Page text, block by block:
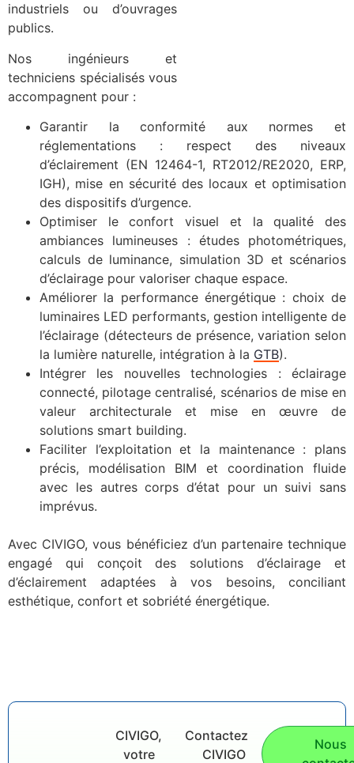
industriels ou d’ouvrages
publics.
Nos ingénieurs et
techniciens spécialisés vous
accompagnent pour :
Garantir la conformité aux normes et
réglementations : respect des niveaux
d’éclairement (EN 12464-1, RT2012/RE2020, ERP,
IGH), mise en sécurité des locaux et optimisation
des dispositifs d’urgence.
Optimiser le confort visuel et la qualité des
ambiances lumineuses : études photométriques,
calculs de luminance, simulation 3D et scénarios
d’éclairage pour valoriser chaque espace.
Améliorer la performance énergétique : choix de
luminaires LED performants, gestion intelligente de
l’éclairage (détecteurs de présence, variation selon
la lumière naturelle, intégration à la GTB).
Intégrer les nouvelles technologies : éclairage
connecté, pilotage centralisé, scénarios de mise en
valeur architecturale et mise en œuvre de
solutions smart building.
Faciliter l’exploitation et la maintenance : plans
précis, modélisation BIM et coordination fluide
avec les autres corps d’état pour un suivi sans
imprévus.
Avec CIVIGO, vous bénéficiez d’un partenaire technique
engagé qui conçoit des solutions d’éclairage et
d’éclairement adaptées à vos besoins, conciliant
esthétique, confort et sobriété énergétique.
CIVIGO,
votre
Contactez
CIVIGO
Nous